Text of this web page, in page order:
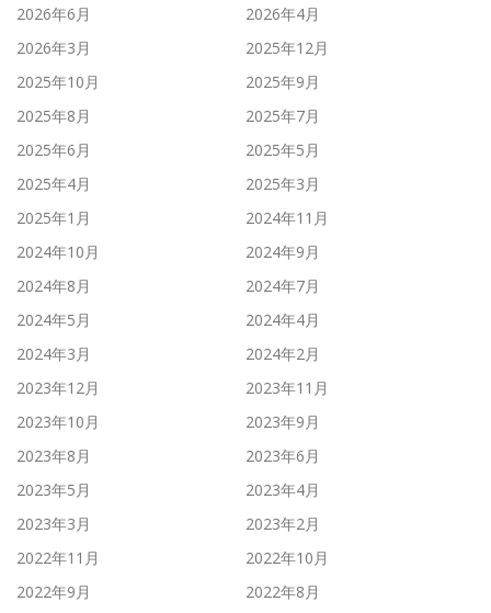
2026年6月
2026年4月
2026年3月
2025年12月
2025年10月
2025年9月
2025年8月
2025年7月
2025年6月
2025年5月
2025年4月
2025年3月
2025年1月
2024年11月
2024年10月
2024年9月
2024年8月
2024年7月
2024年5月
2024年4月
2024年3月
2024年2月
2023年12月
2023年11月
2023年10月
2023年9月
2023年8月
2023年6月
2023年5月
2023年4月
2023年3月
2023年2月
2022年11月
2022年10月
2022年9月
2022年8月